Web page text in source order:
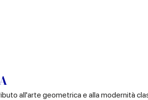
all'arte geometrica e alla modernità